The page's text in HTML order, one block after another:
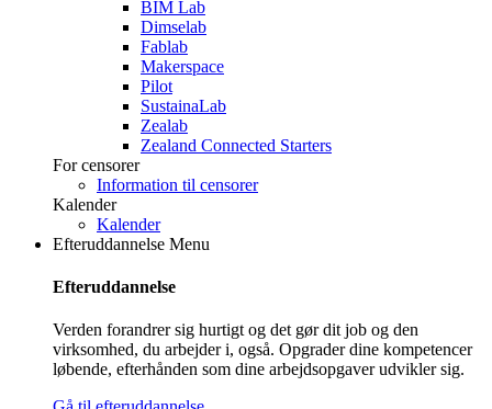
BIM Lab
Dimselab
Fablab
Makerspace
Pilot
SustainaLab
Zealab
Zealand Connected Starters
For censorer
Information til censorer
Kalender
Kalender
Efteruddannelse Menu
Efteruddannelse
Verden forandrer sig hurtigt og det gør dit job og den
virksomhed, du arbejder i, også. Opgrader dine kompetencer
løbende, efterhånden som dine arbejdsopgaver udvikler sig.